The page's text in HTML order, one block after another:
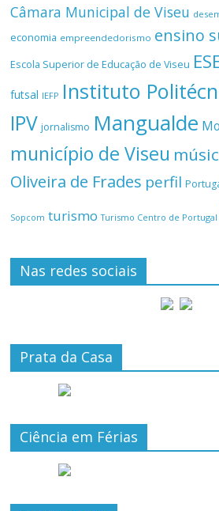
Câmara Municipal de Viseu
economia empreendedorismo ensino
Escola Superior de Educação de Viseu
futsal IEFP Instituto
IPV jornalismo Mangualde
município de Viseu
Oliveira de Frades perfil
Sopcom turismo Turismo Centro de Portugal
Nas redes sociais
Prata da Casa
Ciência em Férias